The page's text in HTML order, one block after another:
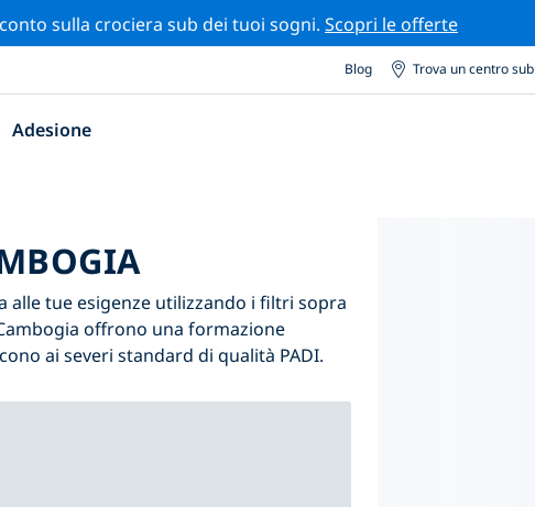
sulla crociera sub dei tuoi sogni. Scopri le offerte
Blog Trova un centro sub
Adesione
alle tue esigenze utilizzando i filtri sopra
offrono una formazione
ai severi standard di qualità PADI.